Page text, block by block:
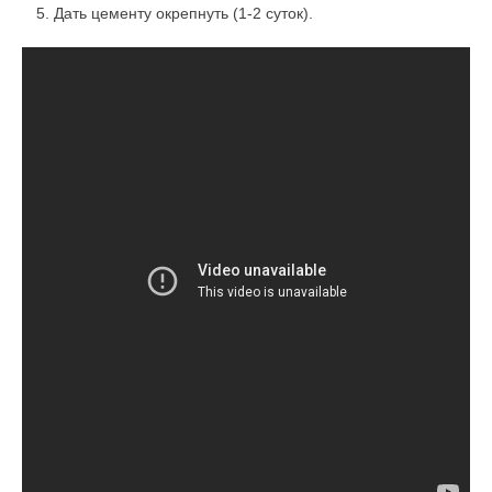
Дать цементу окрепнуть (1-2 суток).